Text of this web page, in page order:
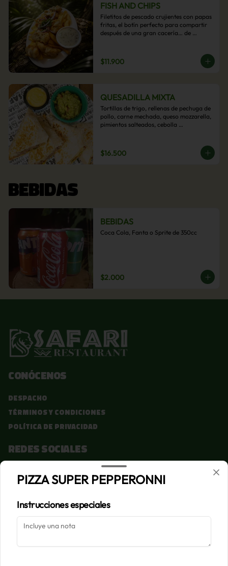
FISH AND CHIPS
Filetitos de pescado crujientes con papas
fritas, el botín perfecto para compartir
después de una gran cacería… de
$11.900
QUESADILLA MIXTA
Tortillas de trigo, rellenas de pechuga de
pollo, carne mechada, queso mozzarella,
pimientos salteados, cebolla
$16.500
BEBIDAS
BEBIDAS
Coca Cola, Fanta o Sprite de 350cc
$2.000
Conócenos
Despacho
Términos y condiciones
Política de privacidad
Redes sociales
Facebook
Mi cuenta
Iniciar sesión
PIZZA SUPER PEPPERONNI
Instrucciones especiales